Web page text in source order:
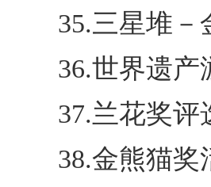
35.三星堆
36.世界遗产
37.兰花奖评
38.金熊猫奖